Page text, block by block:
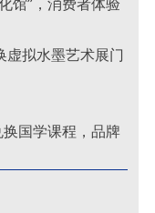
虚拟水墨艺术展门
国学课程，品牌